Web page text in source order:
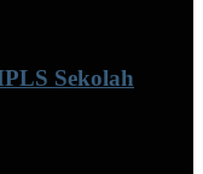
Sekolah